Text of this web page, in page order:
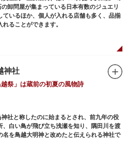
卸問屋が集まっている日本有数のジュエリ
ているほか、個人が入れる店舗も多く、品揃
ることができます。
神社
越祭」は蔵前の初夏の風物詩
社と称したのに始まるとされ、前九年の役
、白い鳥が飛び立ち浅瀬を知り、隅田川を渡
名を鳥越大明神と改めたと伝えられる神社で
り、約2万坪の広大な敷地を所領していま